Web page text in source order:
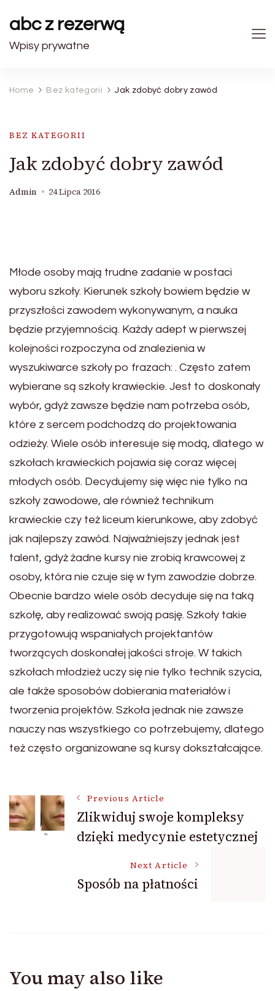
abc z rezerwą
Wpisy prywatne
Home Bez kategorii Jak zdobyć dobry zawód
BEZ KATEGORII
Jak zdobyć dobry zawód
Admin 24 Lipca 2016
Młode osoby mają trudne zadanie w postaci
wyboru szkoły. Kierunek szkoły bowiem będzie w
przyszłości zawodem wykonywanym, a nauka
będzie przyjemnością. Każdy adept w pierwszej
kolejności rozpoczyna od znalezienia w
wyszukiwarce szkoły po frazach: . Często zatem
wybierane są szkoły krawieckie. Jest to doskonały
wybór, gdyż zawsze będzie nam potrzeba osób,
które z sercem podchodzą do projektowania
odzieży. Wiele osób interesuje się modą, dlatego w
szkołach krawieckich pojawia się coraz więcej
młodych osób. Decydujemy się więc nie tylko na
szkoły zawodowe, ale również technikum
krawieckie czy też liceum kierunkowe, aby zdobyć
jak najlepszy zawód. Najważniejszy jednak jest
talent, gdyż żadne kursy nie zrobią krawcowej z
osoby, która nie czuje się w tym zawodzie dobrze.
Obecnie bardzo wiele osób decyduje się na taką
szkołę, aby realizować swoją pasję. Szkoły takie
przygotowują wspaniałych projektantów
tworzących doskonałej jakości stroje. W takich
szkołach młodzież uczy się nie tylko technik szycia,
ale także sposobów dobierania materiałów i
tworzenia projektów. Szkoła jednak nie zawsze
nauczy nas wszystkiego co potrzebujemy, dlatego
też często organizowane są kursy dokształcające.
Post
Navigation
Previous Article
Zlikwiduj swoje kompleksy
dzięki medycynie estetycznej
Next Article
Sposób na płatności
You may also like